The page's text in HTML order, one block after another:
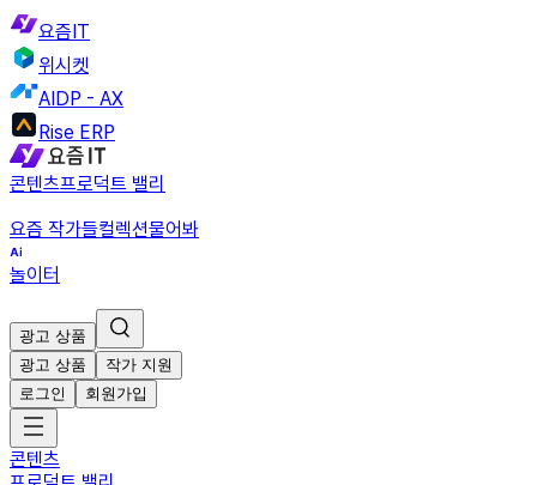
요즘IT
위시켓
AIDP - AX
Rise ERP
콘텐츠프로덕트 밸리
요즘 작가들컬렉션물어봐
놀이터
광고 상품
광고 상품
작가 지원
로그인
회원가입
콘텐츠